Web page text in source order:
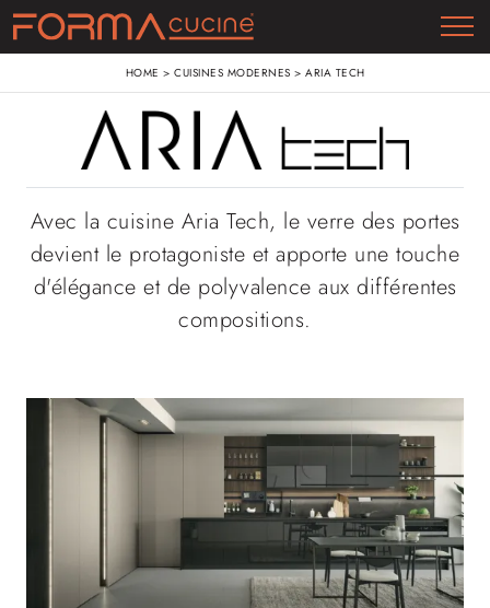
HOME > CUISINES MODERNES > ARIA TECH
Avec la cuisine Aria Tech, le verre des portes
devient le protagoniste et apporte une touche
d'élégance et de polyvalence aux différentes
compositions.